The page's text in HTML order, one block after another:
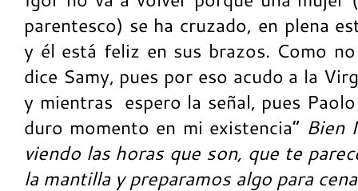
parentesco) se ha cruzado, en plena
y él está feliz en sus brazos. Como
dice Samy, pues por eso acudo a la
y mientras espero la señal, pues
duro momento en mi existencia”Bien
viendo las horas que son, que te
la mantilla y preparamos algo para